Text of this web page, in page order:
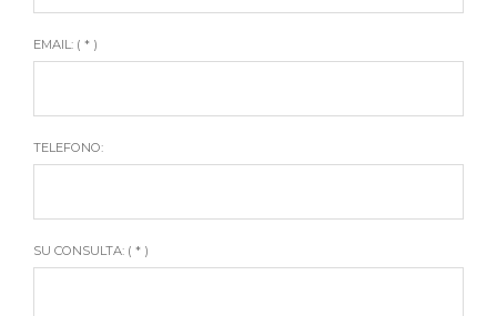
EMAIL: ( * )
TELEFONO:
SU CONSULTA: ( * )